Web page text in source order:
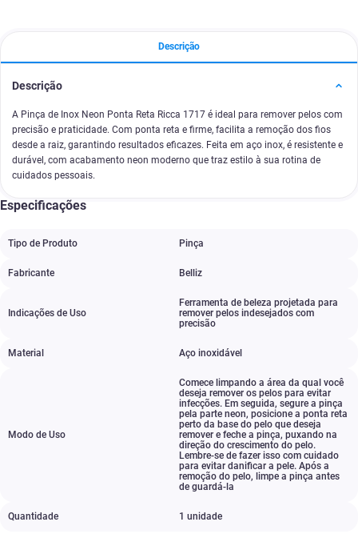
Descrição
Descrição
A Pinça de Inox Neon Ponta Reta Ricca 1717 é ideal para remover pelos com
precisão e praticidade. Com ponta reta e firme, facilita a remoção dos fios
desde a raiz, garantindo resultados eficazes. Feita em aço inox, é resistente e
durável, com acabamento neon moderno que traz estilo à sua rotina de
cuidados pessoais.
Especificações
Tipo de Produto Pinça
Fabricante Belliz
Indicações de Uso
Ferramenta de beleza projetada para
remover pelos indesejados com
precisão
Material Aço inoxidável
Modo de Uso
Comece limpando a área da qual você
deseja remover os pelos para evitar
infecções. Em seguida, segure a pinça
pela parte neon, posicione a ponta reta
perto da base do pelo que deseja
remover e feche a pinça, puxando na
direção do crescimento do pelo.
Lembre-se de fazer isso com cuidado
para evitar danificar a pele. Após a
remoção do pelo, limpe a pinça antes
de guardá-la
Quantidade 1 unidade